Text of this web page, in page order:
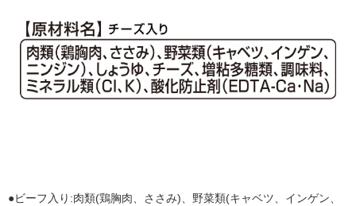
●ビーフ入り:肉類(鶏胸肉、ささみ)、野菜類(キャベツ、インゲン、